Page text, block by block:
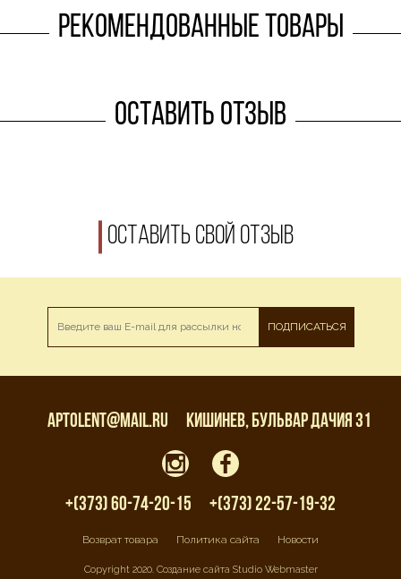
Рекомендованные товары
Оставить отзыв
Оставить свой отзыв
ПОДПИСАТЬСЯ
aptolent@mail.ru Кишинев, бульвар Дачия 31
+(373) 60-74-20-15 +(373) 22-57-19-32
Возврат товара Политика сайта Новости
Copyright 2020. Создание сайта Studio Webmaster